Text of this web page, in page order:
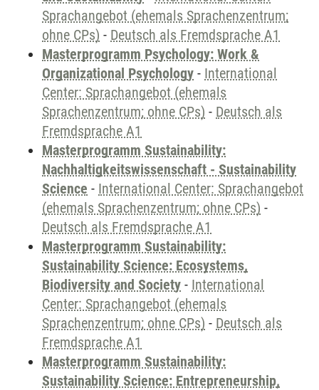
Sprachangebot (ehemals Sprachenzentrum;
ohne CPs) - Deutsch als Fremdsprache A1
Masterprogramm Psychology: Work &
Organizational Psychology - International
Center: Sprachangebot (ehemals
Sprachenzentrum; ohne CPs) - Deutsch als
Fremdsprache A1
Masterprogramm Sustainability:
Nachhaltigkeitswissenschaft - Sustainability
Science - International Center: Sprachangebot
(ehemals Sprachenzentrum; ohne CPs) -
Deutsch als Fremdsprache A1
Masterprogramm Sustainability:
Sustainability Science: Ecosystems,
Biodiversity and Society - International
Center: Sprachangebot (ehemals
Sprachenzentrum; ohne CPs) - Deutsch als
Fremdsprache A1
Masterprogramm Sustainability:
Sustainability Science: Entrepreneurship,